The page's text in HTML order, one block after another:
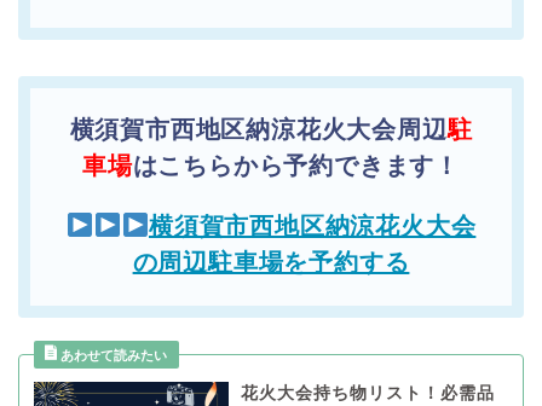
横須賀市西地区納涼花火大会周辺駐
車場はこちらから予約できます！
横須賀市西地区納涼花火大会
の周辺駐車場を予約する
花火大会持ち物リスト！必需品